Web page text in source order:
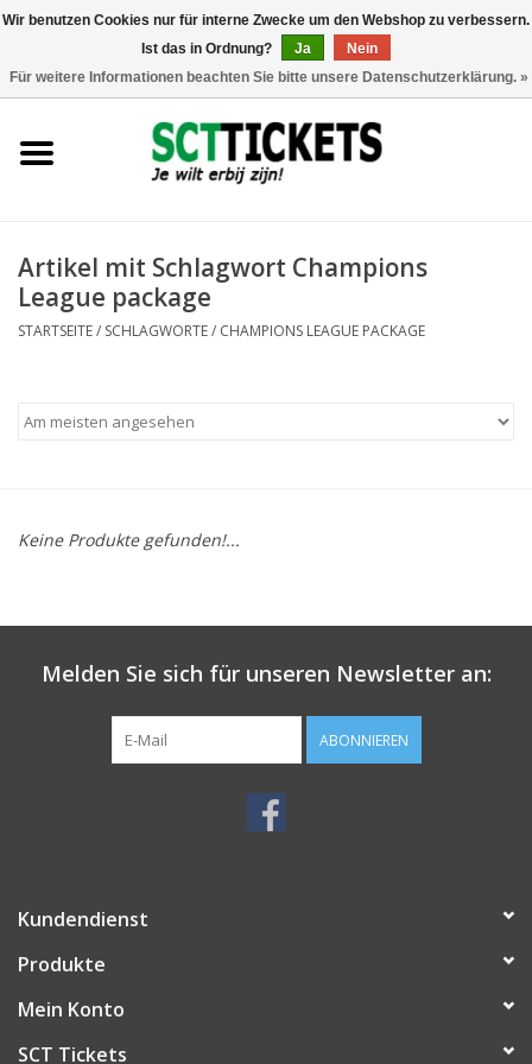
Italien
Artikel mit Schlagwort Champions
League package
STARTSEITE/ SCHLAGWORTE/ CHAMPIONS LEAGUE PACKAGE
Keine Produkte gefunden!...
Melden Sie sich für unseren Newsletter an:
ABONNIEREN
Kundendienst
Produkte
Mein Konto
SCT Tickets
Wir benutzen Cookies nur für interne Zwecke um den Webshop zu verbessern.
Ist das in Ordnung?
Ja
Nein
Für weitere Informationen beachten Sie bitte unsere Datenschutzerklärung. »